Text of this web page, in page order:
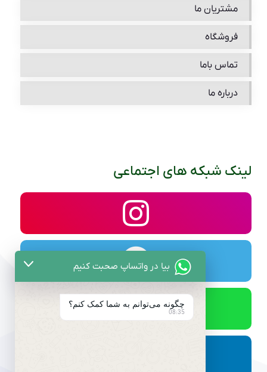
مشتریان ما
فروشگاه
تماس باما
درباره ما
لینک شبکه های اجتماعی
بیا در واتساپ صحبت کنیم
چگونه می‌توانم به شما کمک کنم؟
08:35